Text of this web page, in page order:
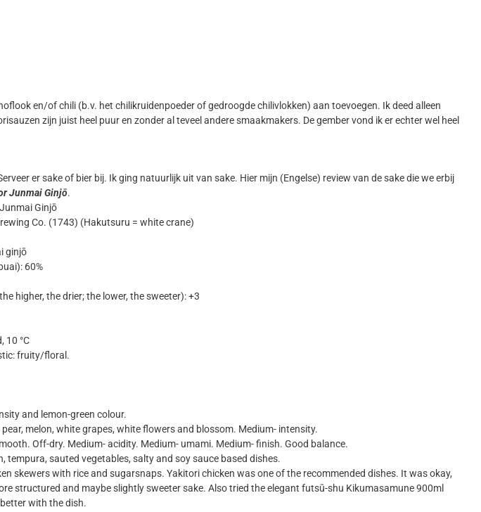
en/of chili (b.v. het chilikruidenpoeder of gedroogde chilivlokken) aan toevoegen. Ik deed alleen
zijn juist heel puur en zonder al teveel andere smaakmakers. De gember vond ik er echter wel heel
er sake of bier bij. Ik ging natuurlijk uit van sake. Hier mijn (Engelse) review van de sake die we erbij
Junmai Ginjō.
Ginjō
Co. (1743) (Hakutsuru = white crane)
ginjō
60%
higher, the drier; the lower, the sweeter): +3
10 °C
fruity/floral.
and lemon-green colour.
melon, white grapes, white flowers and blossom. Medium- intensity.
Off-dry. Medium- acidity. Medium- umami. Medium- finish. Good balance.
tempura, sauted vegetables, salty and soy sauce based dishes.
skewers with rice and sugarsnaps. Yakitori chicken was one of the recommended dishes. It was okay,
structured and maybe slightly sweeter sake. Also tried the elegant futsū-shu Kikumasamune 900ml
with the dish.